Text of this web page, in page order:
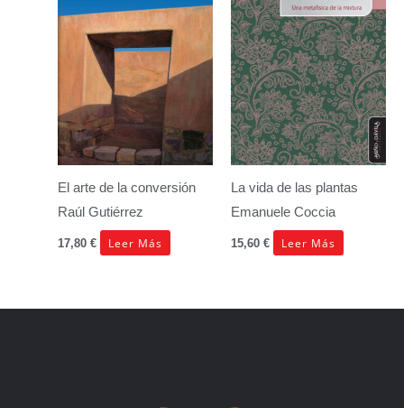
El arte de la conversión
Raúl Gutiérrez
17,80 € Leer Más
La vida de las plantas
Emanuele Coccia
15,60 € Leer Más